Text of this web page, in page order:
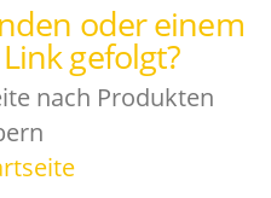
oder einem
gefolgt?
nach Produkten